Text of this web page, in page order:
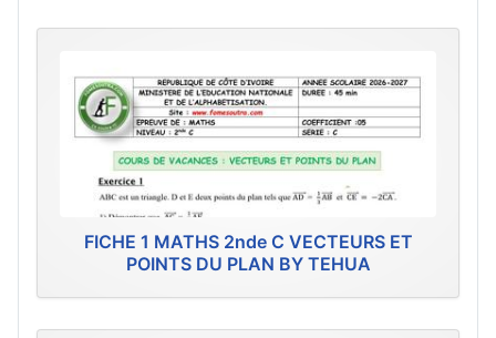
FICHE 1 MATHS 2nde C VECTEURS ET
POINTS DU PLAN BY TEHUA